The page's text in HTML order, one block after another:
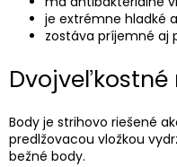
je extrémne hladké
zostáva príjemné aj
Dvojveľkostné
Body je strihovo riešené
predlžovacou vložkou
bežné body.